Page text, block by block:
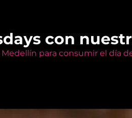
con
para consumir el día